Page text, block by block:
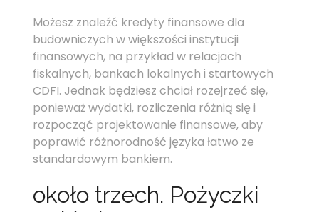
Możesz znaleźć kredyty finansowe dla
budowniczych w większości instytucji
finansowych, na przykład w relacjach
fiskalnych, bankach lokalnych i startowych
CDFI. Jednak będziesz chciał rozejrzeć się,
ponieważ wydatki, rozliczenia różnią się i
rozpocząć projektowanie finansowe, aby
poprawić różnorodność języka łatwo ze
standardowym bankiem.
około trzech. Pożyczki